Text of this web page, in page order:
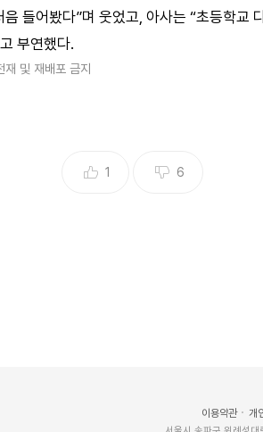
음 들어봤다”며 웃었고, 아사는 “초등학교
부연했다.
및 재배포 금지
1 6
이용약관 개